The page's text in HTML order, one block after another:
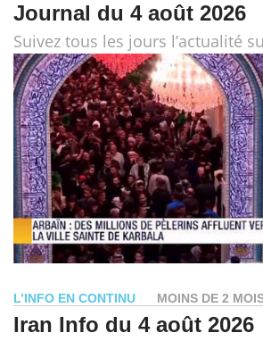
Journal du 4 août 2026
Suivez tous les jours l’actualité
L’INFO EN CONTINU MOINS DE 2
Iran Info du 4 août 2026